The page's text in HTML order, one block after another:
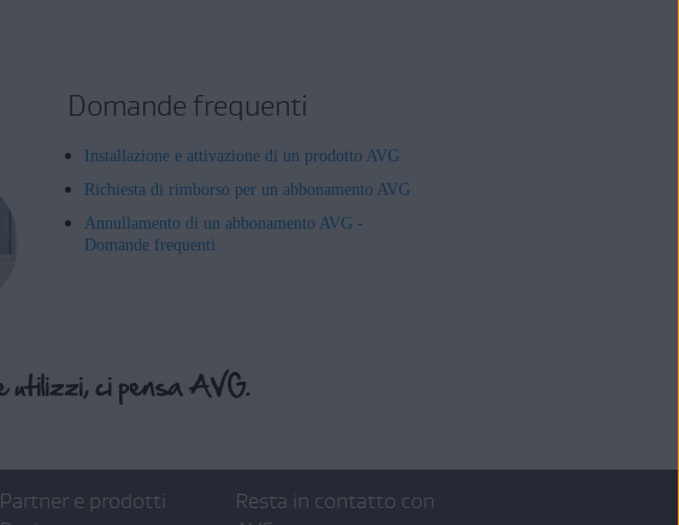
Domande frequenti
Installazione e attivazione di un prodotto AVG
Richiesta di rimborso per un abbonamento AVG
Annullamento di un abbonamento AVG -
Domande frequenti
Partner e prodotti
Resta in contatto con